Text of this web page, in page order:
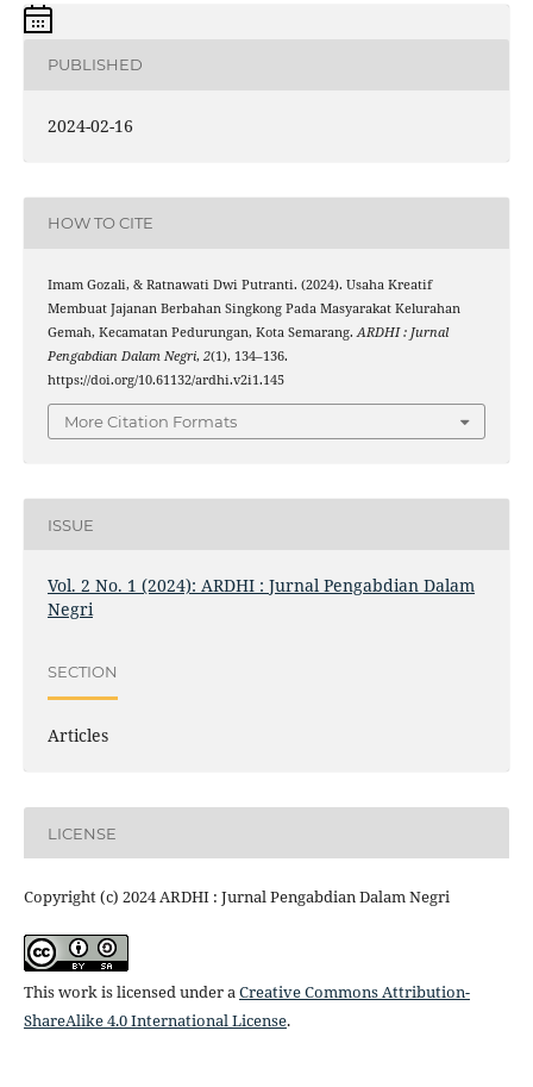
PUBLISHED
2024-02-16
HOW TO CITE
Imam Gozali, & Ratnawati Dwi Putranti. (2024). Usaha Kreatif
Membuat Jajanan Berbahan Singkong Pada Masyarakat Kelurahan
Gemah, Kecamatan Pedurungan, Kota Semarang. ARDHI : Jurnal
Pengabdian Dalam Negri, 2(1), 134–136.
https://doi.org/10.61132/ardhi.v2i1.145
More Citation Formats
ISSUE
Vol. 2 No. 1 (2024): ARDHI : Jurnal Pengabdian Dalam
Negri
SECTION
Articles
LICENSE
Copyright (c) 2024 ARDHI : Jurnal Pengabdian Dalam Negri
This work is licensed under aCreative Commons Attribution-
ShareAlike 4.0 International License.